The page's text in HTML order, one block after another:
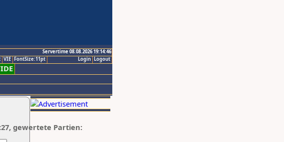
Servertime 08.08.2026 19:14:46
Logout
Login
VIE FontSize:11pt
gewertete Partien: